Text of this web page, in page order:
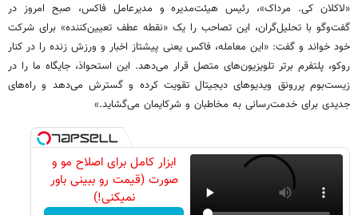
«لاکلان کی. مرداک»، رئیس هیئت‌مدیره و مدیرعامل فاکس، صبح امروز در
گفت‌وگو با تحلیل‌گران، این تصاحب را یک «نقطه عطف تعیین‌کننده» برای شرکت
خود خواند و گفت: «این معامله، فاکس یعنی پیشتاز اخبار و ورزش زنده را در کنار
روکو، پلتفرم برتر تلویزیون‌های متصل قرار می‌دهد. این استحواذ، جایگاه ما را در
زیست‌بوم پررونق ویدیوهای دیجیتال تقویت کرده و گسترش می‌دهد و راه‌های
جدیدی برای خدمت‌رسانی به مخاطبان و شرکایمان می‌گشاید.»
ابزار کامل برای اصلاح مو و
صورت (قیمت رو ببینی باور
نمیکنی!)